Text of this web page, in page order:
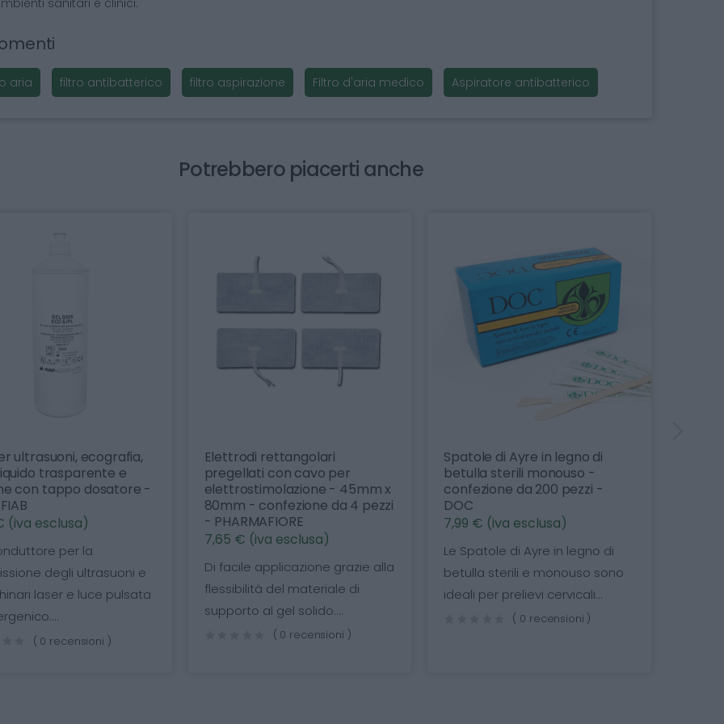
sanitari e clinici.
aria filtro antibatterico filtro aspirazione Filtro d'aria medico Aspiratore antibatterico
Potrebbero piacerti anche
rettangolari
con cavo per
- 45mm x
- confezione da 4 pezzi
applicazione grazie alla
del materiale di
al gel solido....
( 0 recensioni )
Spatole di Ayre in legno di
betulla sterili monouso -
confezione da 200 pezzi -
DOC
7,99 € (iva esclusa)
Le Spatole di Ayre in legno di
betulla sterili e monouso sono
ideali per prelievi cervicali...
( 0 recensioni )
Copririunito monouso in TNT -
confezione da 25 pezzi -
PHARMAFIORE
25,35 € (iva esclusa)
Garantisci igiene e protezione
con i copririunito monouso in
TNT. Ideali per studi medici...
( 0 recensioni )